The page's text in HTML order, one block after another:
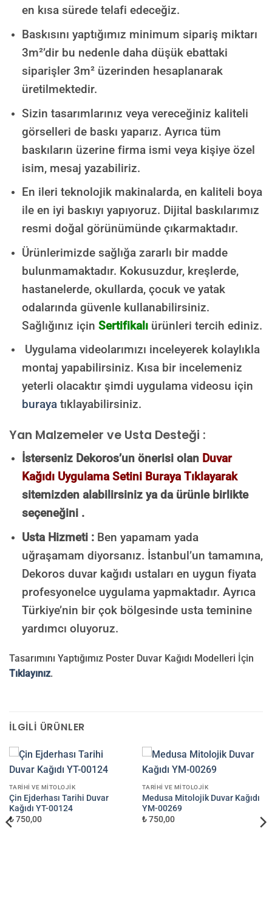
en kısa sürede telafi edeceğiz.
Baskısını yaptığımız minimum sipariş miktarı
3m²’dir bu nedenle daha düşük ebattaki
siparişler 3m² üzerinden hesaplanarak
üretilmektedir.
Sizin tasarımlarınız veya vereceğiniz kaliteli
görselleri de baskı yaparız. Ayrıca tüm
baskıların üzerine firma ismi veya kişiye özel
isim, mesaj yazabiliriz.
En ileri teknolojik makinalarda, en kaliteli boya
ile en iyi baskıyı yapıyoruz. Dijital baskılarımız
resmi doğal görünümünde çıkarmaktadır.
Ürünlerimizde sağlığa zararlı bir madde
bulunmamaktadır. Kokusuzdur, kreşlerde,
hastanelerde, okullarda, çocuk ve yatak
odalarında güvenle kullanabilirsiniz.
Sağlığınız için Sertifikalıürünleri tercih ediniz.
Uygulama videolarımızı inceleyerek kolaylıkla
montaj yapabilirsiniz. Kısa bir incelemeniz
yeterli olacaktır şimdi uygulama videosu için
burayatıklayabilirsiniz.
Yan Malzemeler ve Usta Desteği :
İsterseniz Dekoros’un önerisi olan Duvar
Kağıdı Uygulama Setini Buraya Tıklayarak
sitemizden alabilirsiniz ya da ürünle birlikte
seçeneğini .
Usta Hizmeti :Ben yapamam yada
uğraşamam diyorsanız. İstanbul’un tamamına,
Dekoros duvar kağıdı ustaları en uygun fiyata
profesyonelce uygulama yapmaktadır. Ayrıca
Türkiye’nin bir çok bölgesinde usta teminine
yardımcı oluyoruz.
Tasarımını Yaptığımız Poster Duvar Kağıdı Modelleri İçin
Tıklayınız.
İLGILI ÜRÜNLER
TARIHI VE MITOLOJIK
Çin Ejderhası Tarihi Duvar
Kağıdı YT-00124
₺ 750,00
TARIHI VE MITOLOJIK
Medusa Mitolojik Duvar Kağıdı
YM-00269
₺ 750,00